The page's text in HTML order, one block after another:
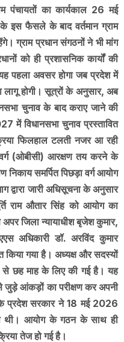
पंचायतों का कार्यकाल 26 मई
इस फैसले के बाद वर्तमान ग्राम
ग्राम प्रधान संगठनों ने भी मांग
को ही प्रशासनिक कार्यों की
यह पहला अवसर होगा जब प्रदेश में
लागू होगी। सूत्रों के अनुसार, अब
चुनाव के बाद कराए जाने की
में विधानसभा चुनाव प्रस्तावित
फिलहाल टलती नजर आ रही
(ओबीसी) आरक्षण तय करने के
निकाय समर्पित पिछड़ा वर्ग आयोग
द्वारा जारी अधिसूचना के अनुसार
राम औतार सिंह को आयोग का
अपर जिला न्यायाधीश बृजेश कुमार,
अधिकारी डॉ. अरविंद कुमार
किया गया है। अध्यक्ष और सदस्यों
से छह माह के लिए की गई है। यह
जुड़े आंकड़ों का परीक्षण कर अपनी
प्रदेश सरकार ने 18 मई 2026
थी। आयोग के गठन के साथ ही
तेज हो गई है।